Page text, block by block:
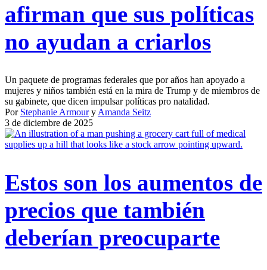
afirman que sus políticas
no ayudan a criarlos
Un paquete de programas federales que por años han apoyado a
mujeres y niños también está en la mira de Trump y de miembros de
su gabinete, que dicen impulsar políticas pro natalidad.
Por Stephanie Armoury Amanda Seitz
3 de diciembre de 2025
Estos son los aumentos de
precios que también
deberían preocuparte